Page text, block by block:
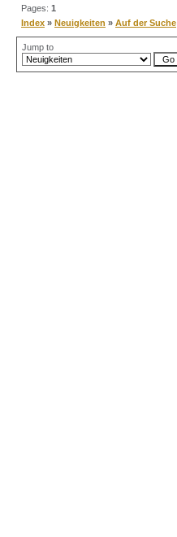
Pages: 1
Index » Neuigkeiten » Auf der Suche
Jump to